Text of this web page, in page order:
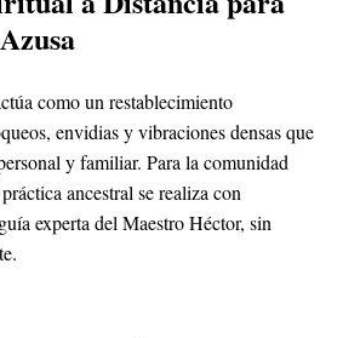
como un restablecimiento
envidias y vibraciones densas que
y familiar. Para la comunidad
ancestral se realiza con
experta del Maestro Héctor, sin